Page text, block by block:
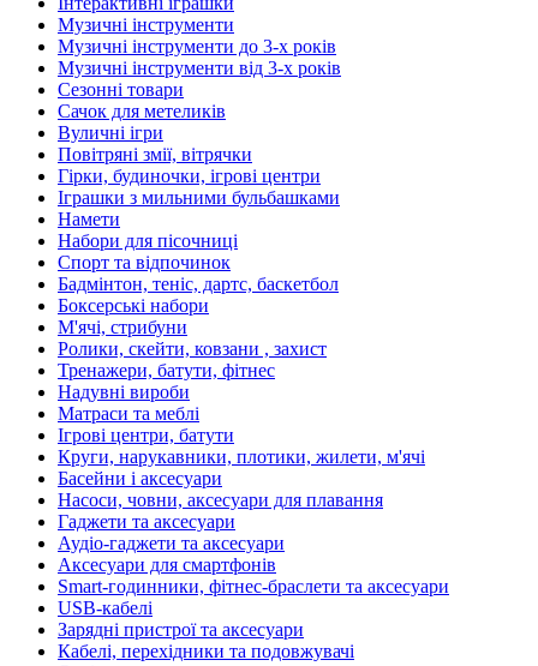
Музичні інструменти
Музичні інструменти до 3-х років
Музичні інструменти від 3-х років
Сезонні товари
Сачок для метеликів
Вуличні ігри
Повітряні змії, вітрячки
Гірки, будиночки, ігрові центри
Іграшки з мильними бульбашками
Намети
Набори для пісочниці
Спорт та відпочинок
Бадмінтон, теніс, дартс, баскетбол
Боксерські набори
М'ячі, стрибуни
Ролики, скейти, ковзани , захист
Тренажери, батути, фітнес
Надувні вироби
Матраси та меблі
Ігрові центри, батути
Круги, нарукавники, плотики, жилети, м'ячі
Басейни і аксесуари
Насоси, човни, аксесуари для плавання
Гаджети та аксесуари
Аудіо-гаджети та аксесуари
Аксесуари для смартфонів
Smart-годинники, фітнес-браслети та аксесуари
USB-кабелі
Зарядні пристрої та аксесуари
Кабелі, перехідники та подовжувачі